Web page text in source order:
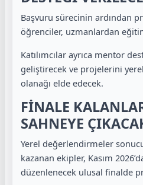
Başvuru sürecinin ardından
öğrenciler, uzmanlardan
Katılımcılar ayrıca mentor
geliştirecek ve projelerini
olanağı elde edecek.
FİNALE
SAHNEYE
Yerel değerlendirmeler
kazanan ekipler, Kasım
düzenlenecek ulusal finalde